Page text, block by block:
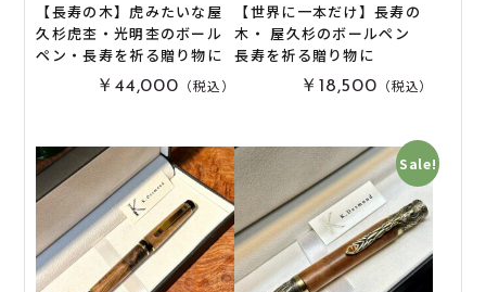
【長寿の木】虎みたいな屋
久杉虎杢・光明杢のボール
ペン・長寿を祈る贈り物に
￥44,000 （税込）
【世界に一本だけ】長寿の
木・ 屋久杉のボールペン
長寿を祈る贈り物に
￥18,500 （税込）
Sale!